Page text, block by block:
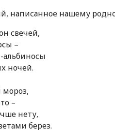
написанное нашему
свечей,
–
альбиносы
ночей.
–
нету,
берез.